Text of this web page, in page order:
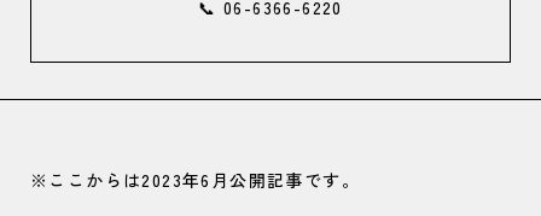
📞 06-6366-6220
※ここからは2023年6月公開記事です。